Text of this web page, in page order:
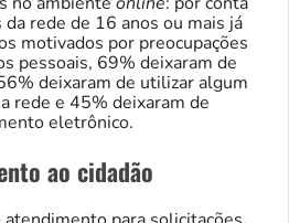
rede de 16 anos ou mais já
motivados por preocupações
pessoais, 69% deixaram de
deixaram de utilizar algum
rede e 45% deixaram de
eletrônico.
ao cidadão